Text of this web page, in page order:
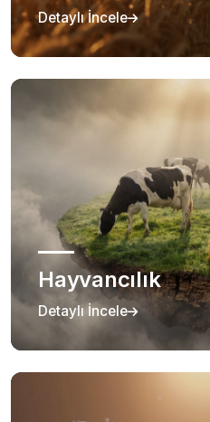
Detaylı İncele
Hayvancılık
Detaylı İncele